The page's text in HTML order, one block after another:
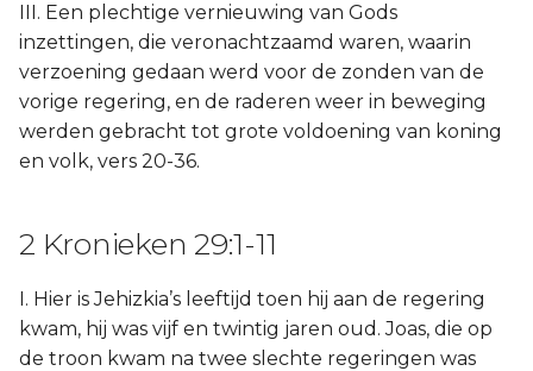
III. Een plechtige vernieuwing van Gods
inzettingen, die veronachtzaamd waren, waarin
verzoening gedaan werd voor de zonden van de
vorige regering, en de raderen weer in beweging
werden gebracht tot grote voldoening van koning
en volk, vers 20-36.
2 Kronieken 29:1-11
I. Hier is Jehizkia’s leeftijd toen hij aan de regering
kwam, hij was vijf en twintig jaren oud. Joas, die op
de troon kwam na twee slechte regeringen was